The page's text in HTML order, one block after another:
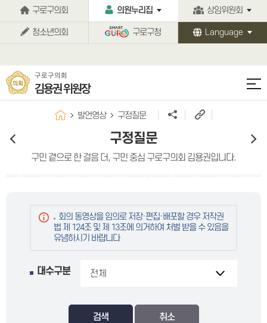
본문바로가기구로구의회 의원누리집 상임위원회
청소년의회 구로구청 Language
구로구의회
김용권 위원장
발언영상 구정질문
구정질문
구민 곁으로 한 걸음 더, 구민 중심 구로구의회 김용권입니다.
회의 동영상을 임의로 저장·편집·배포할 경우 저작권
법 제 124조 및 제 13조에 의거하여 처벌 받을 수 있음을
유념하시기 바랍니다
대수구분
검색